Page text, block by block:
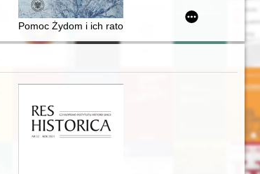
publicznej doby wczesnego modernizmu na
Pomoc Żydom i ich ratowanie podczas Zagłady na